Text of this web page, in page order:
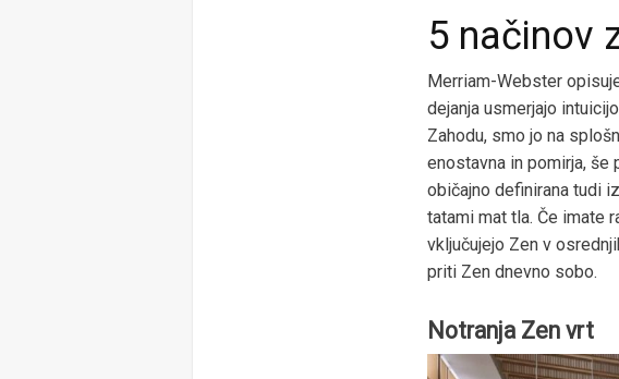
5 načinov
Merriam-Webster
dejanja usmerjajo
Zahodu, smo jo na
enostavna in pomirja, še
običajno definirana tudi
tatami mat tla. Če imate
vključujejo Zen v
priti Zen dnevno sobo.
Notranja Zen vrt